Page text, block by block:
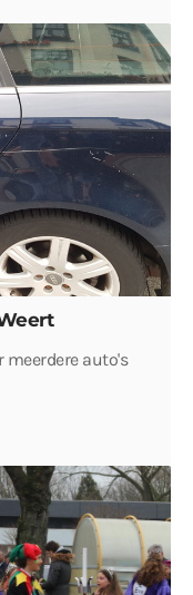
meerdere auto's